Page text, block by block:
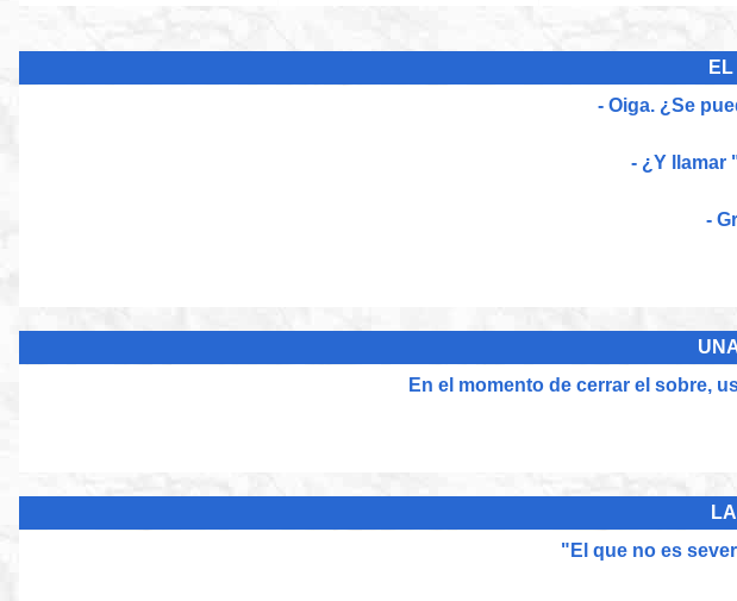
- Oiga. ¿Se
- ¿Y llamar
-
En el momento de cerrar el sobre,
"El que no es